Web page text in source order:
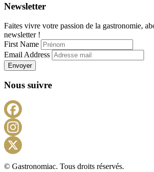
Newsletter
Faites vivre votre passion de la gastronomie,
newsletter !
First Name
Email Address
Envoyer
Nous suivre
X
© Gastronomiac. Tous droits réservés.